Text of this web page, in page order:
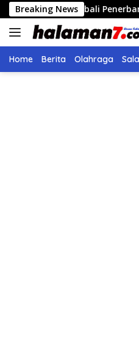
Langsung
ke
konten
Breaking News
Kembali Penerbangan Rute
Home Berita Olahraga